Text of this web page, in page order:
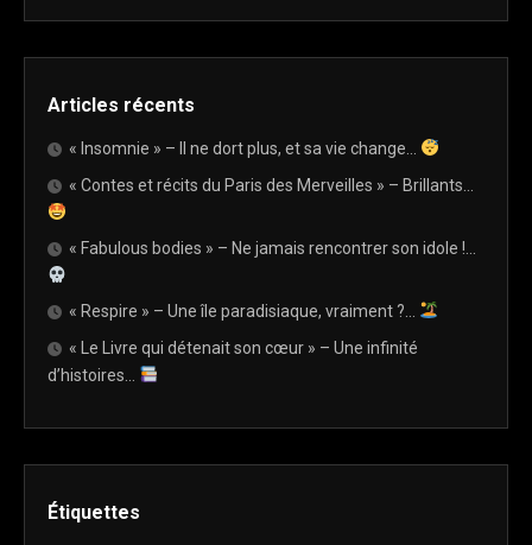
Articles récents
« Insomnie » – Il ne dort plus, et sa vie change…
« Contes et récits du Paris des Merveilles » – Brillants…
« Fabulous bodies » – Ne jamais rencontrer son idole !…
« Respire » – Une île paradisiaque, vraiment ?…
« Le Livre qui détenait son cœur » – Une infinité
d’histoires…
Étiquettes